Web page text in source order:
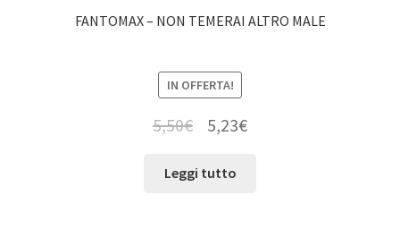
FANTOMAX – NON TEMERAI ALTRO MALE
IN OFFERTA!
5,50€ 5,23€
Leggi tutto